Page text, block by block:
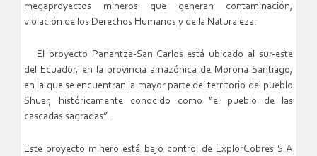
megaproyectos mineros que generan contaminación,
violación de los Derechos Humanos y de la Naturaleza.
El proyecto Panantza-San Carlos está ubicado al sur-este
del Ecuador, en la provincia amazónica de Morona Santiago,
en la que se encuentran la mayor parte del territorio del pueblo
Shuar, históricamente conocido como “el pueblo de las
cascadas sagradas”.
Este proyecto minero está bajo control de ExplorCobres S.A